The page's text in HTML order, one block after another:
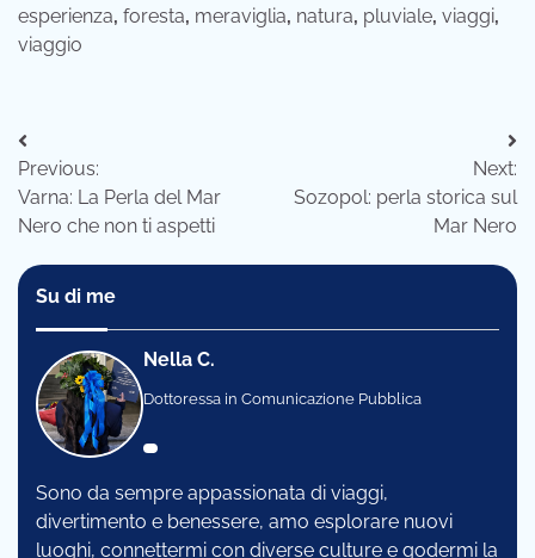
esperienza, foresta, meraviglia, natura, pluviale, viaggi,
viaggio
Navigazione
articoli
Previous:
Varna: La Perla del Mar
Nero che non ti aspetti
Next:
Sozopol: perla storica sul
Mar Nero
Su di me
Nella C.
Dottoressa in Comunicazione Pubblica
Sono da sempre appassionata di viaggi,
divertimento e benessere, amo esplorare nuovi
luoghi, connettermi con diverse culture e godermi la